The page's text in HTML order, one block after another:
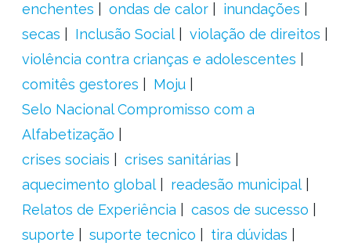
enchentes
ondas de calor
inundações
secas
Inclusão Social
violação de direitos
violência contra crianças e adolescentes
comitês gestores
Moju
Selo Nacional Compromisso com a
Alfabetização
crises sociais
crises sanitárias
aquecimento global
readesão municipal
Relatos de Experiência
casos de sucesso
suporte
suporte tecnico
tira dúvidas